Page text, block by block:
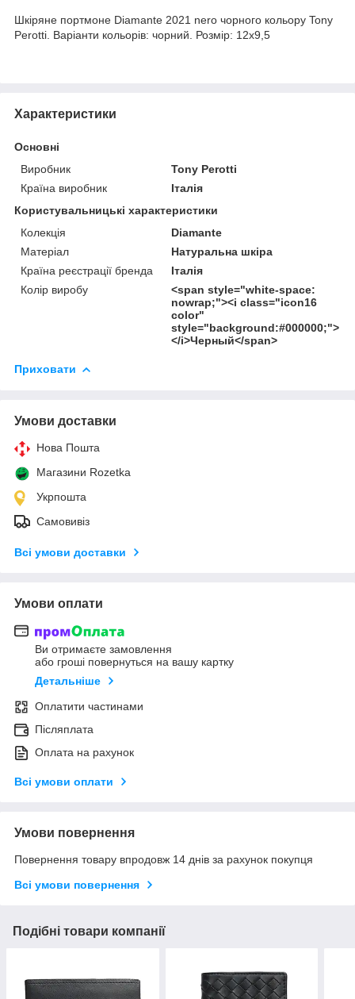
Шкіряне портмоне Diamante 2021 nero чорного кольору Tony
Perotti. Варіанти кольорів: чорний. Розмір: 12х9,5
Характеристики
Основні
Виробник
Tony Perotti
Країна виробник
Італія
Користувальницькі характеристики
Колекція
Diamante
Матеріал
Натуральна шкіра
Країна реєстрації бренда
Італія
Колір виробу
<span style="white-space:
nowrap;"><i class="icon16
color"
style="background:#000000;">
</i>Черный</span>
Приховати
Умови доставки
Нова Пошта
Магазини Rozetka
Укрпошта
Самовивіз
Всі умови доставки
Умови оплати
Ви отримаєте замовлення
або гроші повернуться на вашу картку
Детальніше
Оплатити частинами
Післяплата
Оплата на рахунок
Всі умови оплати
Умови повернення
Повернення товару впродовж 14 днів за рахунок покупця
Всі умови повернення
Подібні товари компанії